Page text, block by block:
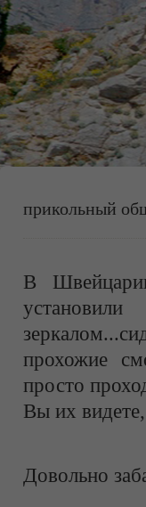
прикольный
В
прохожие
просто
Вы их
Довольно